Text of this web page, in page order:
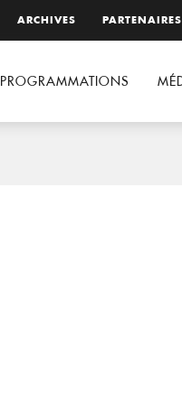
ARCHIVES PARTENAIRES
PROGRAMMATIONS